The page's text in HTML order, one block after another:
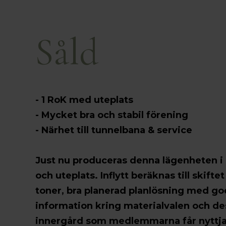
Såld
- 1 RoK med uteplats
- Mycket bra och stabil förening
- Närhet till tunnelbana & service
Just nu produceras denna lägenheten
och uteplats. Inflytt beräknas till
toner, bra planerad planlösning med
information kring materialvalen och
innergård som medlemmarna får